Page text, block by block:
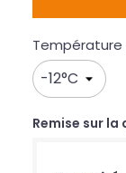
Température
Remise sur